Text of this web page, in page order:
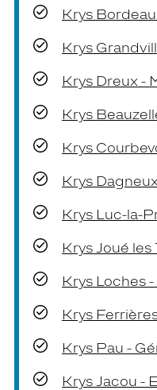
Krys
Krys
Krys Dreux -
Krys
Krys
Krys
Krys Luc-la-
Krys Joué les
Krys Loches
Krys
Krys Pau -
Krys Jacou -